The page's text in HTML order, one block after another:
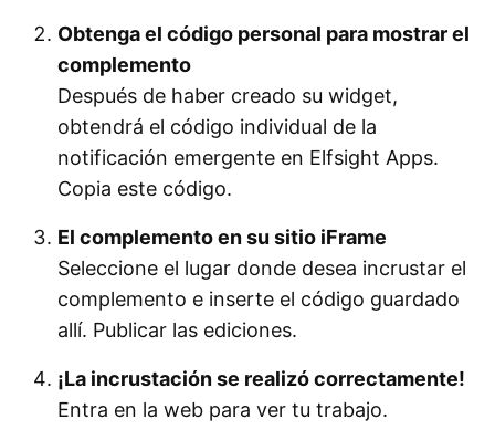
Obtenga el código personal para mostrar el
complemento
Después de haber creado su widget,
obtendrá el código individual de la
notificación emergente en Elfsight Apps.
Copia este código.
El complemento en su sitio iFrame
Seleccione el lugar donde desea incrustar el
complemento e inserte el código guardado
allí. Publicar las ediciones.
¡La incrustación se realizó correctamente!
Entra en la web para ver tu trabajo.